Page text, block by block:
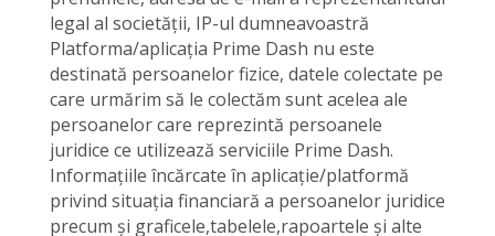
legal al societății, IP-ul dumneavoastră
Platforma/aplicația Prime Dash nu este
destinată persoanelor fizice, datele colectate pe
care urmărim să le colectăm sunt acelea ale
persoanelor care reprezintă persoanele
juridice ce utilizează serviciile Prime Dash.
Informațiile încărcate în aplicație/platformă
privind situația financiară a persoanelor juridice
precum și graficele,tabelele,rapoartele și alte